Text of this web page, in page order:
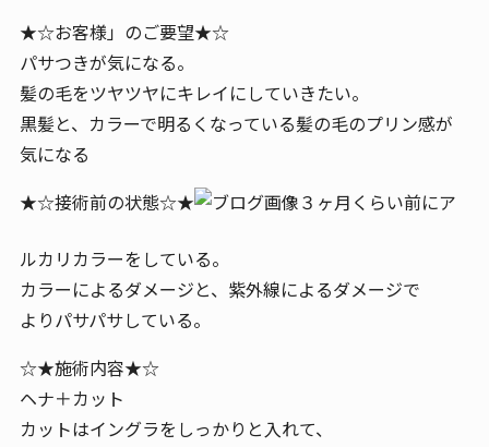
★☆お客様」のご要望★☆
パサつきが気になる。
髪の毛をツヤツヤにキレイにしていきたい。
黒髪と、カラーで明るくなっている髪の毛のプリン感が
気になる
★☆接術前の状態☆★ ３ヶ月くらい前にア
ルカリカラーをしている。
カラーによるダメージと、紫外線によるダメージで
よりパサパサしている。
☆★施術内容★☆
ヘナ＋カット
カットはイングラをしっかりと入れて、